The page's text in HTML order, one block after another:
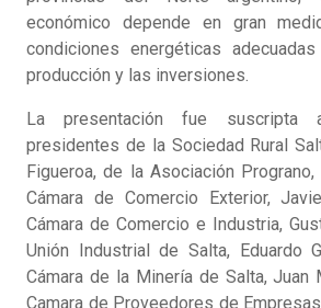
económico depende en gran
condiciones energéticas
producción y las inversiones.
La presentación fue suscripta
presidentes de la Sociedad Rural
Figueroa, de la Asociación
Cámara de Comercio Exterior,
Cámara de Comercio e Industria,
Unión Industrial de Salta, Eduardo
Cámara de la Minería de Salta, Juan
Camara de Proveedores de